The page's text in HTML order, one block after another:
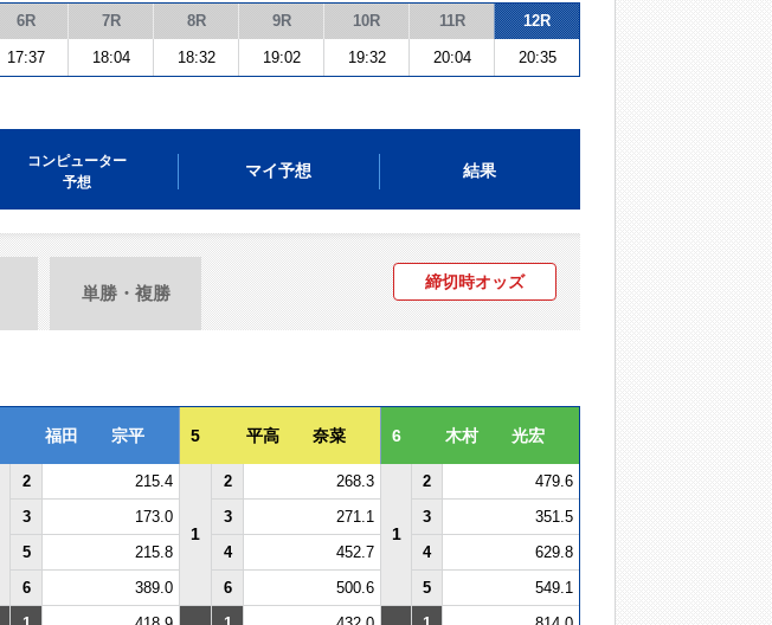
6R 7R 8R 9R 10R 11R 12R
17:37 18:04 18:32 19:02 19:32 20:04 20:35
コンピューター
予想
マイ予想 結果
単勝・複勝
締切時オッズ
福田 宗平 5 平高 奈菜 6 木村 光宏
2 215.4
1
2 268.3
1
2
479.6
3 173.0 3 271.1 3
351.5
5 215.8 4 452.7 4
629.8
6 389.0 6 500.6 5 549.1